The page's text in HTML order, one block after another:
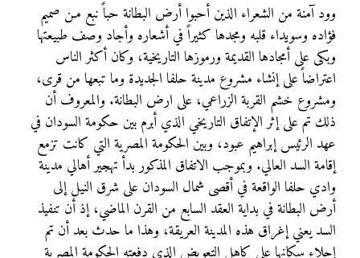
وود آمنة من الشعراء الذين أحبوا أرض البطانة حباً نبع مـن صميم
فؤاده وسويداء قلبه ومجدها كثيراً في أشعاره وأجاد وصف طبيعتها
وبكى على أمجادها القديمة ورموزها التاريخية، وكان أكثر الناس
اعتراضاً على إنشاء مشروع مدينة حلفا الجديدة وما تبعها من قرى،
ومشروع خشم القربة الزراعي، على ارض البطانة. والمعروف أن
ذلك تم على إثر الإتفاق التاريخي الذي أبرم بين حكومة السودان في
عهد الرئيس إبراهيم عبود، وبين الحكومة المصرية التي كانت تزمع
إقامة السد العالي. وبموجب الاتفاق المذكور بدأ تهجير أهالي مدينة
وادي حلفا الواقعة في أقصى شمال السودان على شرق النيل إلى
أرض البطانة في بداية العقد السابع من القرن الماضي، إذ أن تنفيذ
السد يعني إغراق هذه المدينة العريقة، وهذا ما حدث بعد أن تم
إجلاء سكانها على كاهل التعويض الذي دفعته الحكومة المصرية